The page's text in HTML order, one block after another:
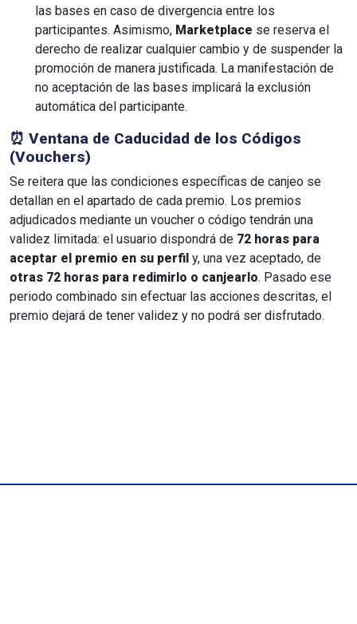
las bases en caso de divergencia entre los
participantes. Asimismo, Marketplace se reserva el
derecho de realizar cualquier cambio y de suspender la
promoción de manera justificada. La manifestación de
no aceptación de las bases implicará la exclusión
automática del participante.
⏰ Ventana de Caducidad de los Códigos
(Vouchers)
Se reitera que las condiciones específicas de canjeo se
detallan en el apartado de cada premio. Los premios
adjudicados mediante un voucher o código tendrán una
validez limitada: el usuario dispondrá de 72 horas para
aceptar el premio en su perfil y, una vez aceptado, de
otras 72 horas para redimirlo o canjearlo. Pasado ese
periodo combinado sin efectuar las acciones descritas, el
premio dejará de tener validez y no podrá ser disfrutado.